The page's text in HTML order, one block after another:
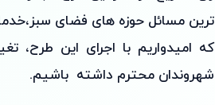
ترین مسائل حوزه های فضای
که امیدواریم با اجرای این طرح،
شهروندان محترم داشته باشیم.